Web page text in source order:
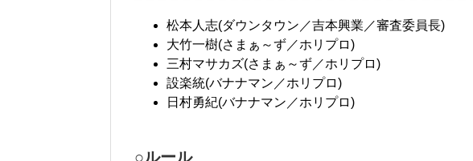
松本人志(ダウンタウン／吉本興業／審査委員長)
大竹一樹(さまぁ～ず／ホリプロ)
三村マサカズ(さまぁ～ず／ホリプロ)
設楽統(バナナマン／ホリプロ)
日村勇紀(バナナマン／ホリプロ)
○ルール